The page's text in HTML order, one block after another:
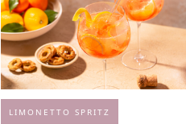
LIMONETTO SPRITZ